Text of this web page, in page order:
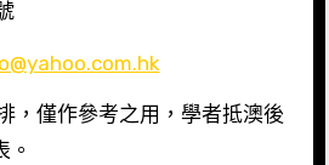
，僅作參考之用，學者抵澳後
。